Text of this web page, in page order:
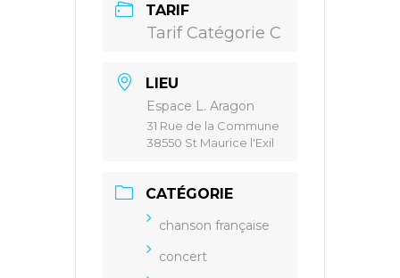
TARIF
Tarif Catégorie C
LIEU
Espace L. Aragon
31 Rue de la Commune
38550 St Maurice l'Exil
CATÉGORIE
chanson française
concert